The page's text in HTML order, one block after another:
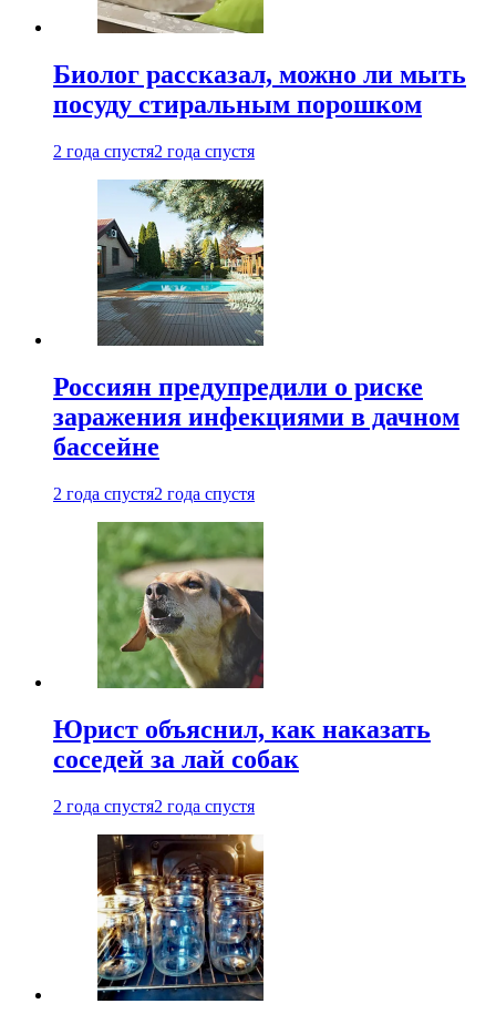
Биолог рассказал, можно ли мыть
посуду стиральным порошком
2 года спустя2 года спустя
Россиян предупредили о риске
заражения инфекциями в дачном
бассейне
2 года спустя2 года спустя
Юрист объяснил, как наказать
соседей за лай собак
2 года спустя2 года спустя